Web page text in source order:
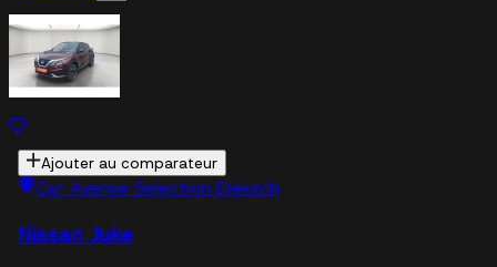
Ajouter au comparateur
Car Avenue Selection Diekirch
Nissan Juke